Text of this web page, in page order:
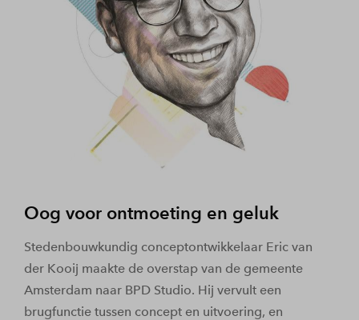
Oog voor ontmoeting en geluk
Stedenbouwkundig conceptontwikkelaar Eric van
der Kooij maakte de overstap van de gemeente
Amsterdam naar BPD Studio. Hij vervult een
brugfunctie tussen concept en uitvoering, en